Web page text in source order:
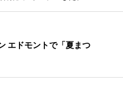
エドモントで「夏まつ